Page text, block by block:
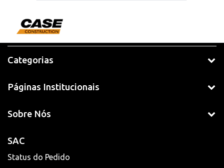
Categorias
Páginas Institucionais
Sobre Nós
SAC
Status do Pedido